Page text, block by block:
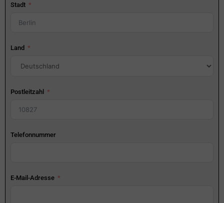
Stadt
Land
Postleitzahl
Telefonnummer
E-Mail-Adresse